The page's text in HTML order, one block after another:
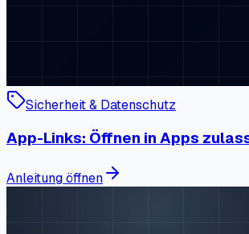
Sicherheit & Datenschutz
App-Links: Öffnen in Apps
Anleitung öffnen